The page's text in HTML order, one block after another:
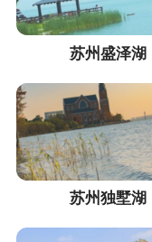
苏州盛泽湖
苏州独墅湖